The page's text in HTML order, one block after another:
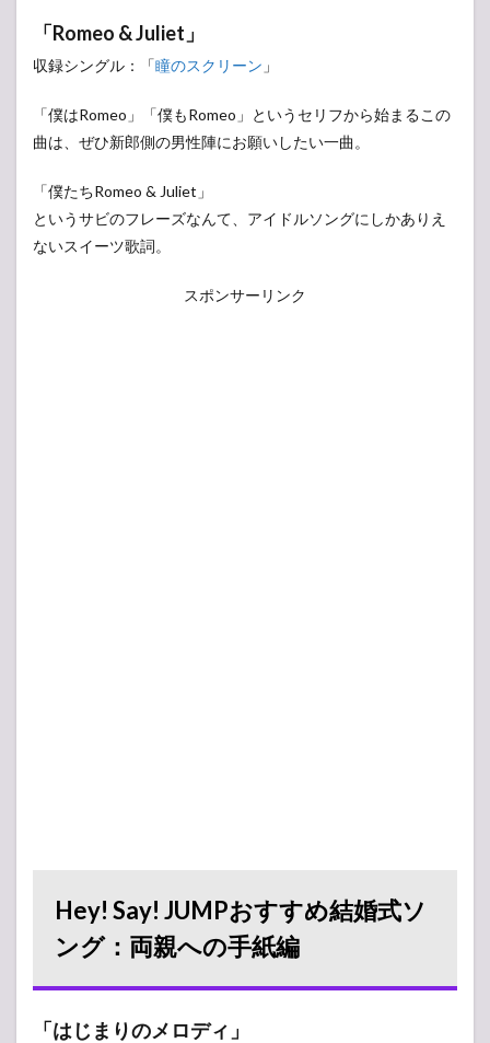
「Romeo & Juliet」
収録シングル：「瞳のスクリーン 」
「僕はRomeo」「僕もRomeo」というセリフから始まるこの
曲は、ぜひ新郎側の男性陣にお願いしたい一曲。
「僕たちRomeo & Juliet」
というサビのフレーズなんて、アイドルソングにしかありえ
ないスイーツ歌詞。
スポンサーリンク
Hey! Say! JUMPおすすめ結婚式ソ
ング：両親への手紙編
「はじまりのメロディ」